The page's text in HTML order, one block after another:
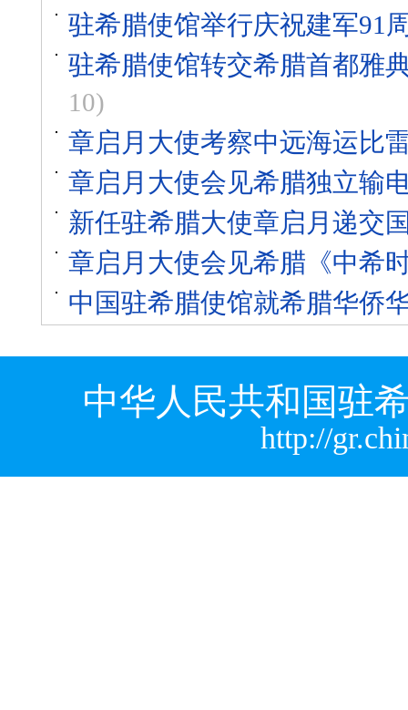
驻希腊使馆举行庆祝建军91
驻希腊使馆转交希腊首都雅
10)
章启月大使考察中远海运比
章启月大使会见希腊独立输
新任驻希腊大使章启月递交
章启月大使会见希腊《中希
中国驻希腊使馆就希腊华侨
中华人民共和国驻
http://